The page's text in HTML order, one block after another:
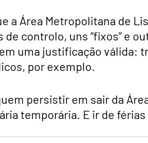
a Área Metropolitana de
controlo, uns “fixos” e
uma justificação válida:
por exemplo.
persistir em sair da
temporária. E ir de férias